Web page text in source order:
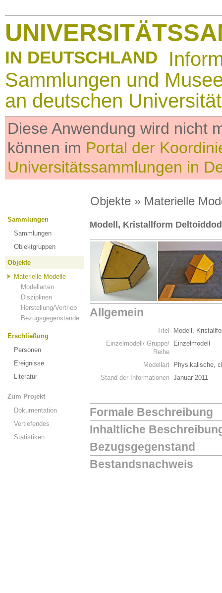
IN DEUTSCHLAND
Sammlungen und
an deutschen
Diese Anwendung wird nicht
können im Portal der
Universitätssammlungen in
Objekte » Materielle
Sammlungen
Sammlungen
Objektgruppen
Objekte
Materielle Modelle
Modellarten
Disziplinen
Herstellung/Vertrieb
Bezugsgegenstände
Erschließung
Personen
Ereignisse
Literatur
Zum Projekt
Dokumentation
Vertiefendes
Statistiken
Modell, Kristallform
Allgemein
Titel
Modell,
Einzelmodell/ Gruppe/
Reihe
Einzelmodell
Modellart
Physikalische,
Stand der Informationen Januar 2011
Formale Beschreibung
Inhaltliche
Bezugsgegenstand
Bestandsnachweis